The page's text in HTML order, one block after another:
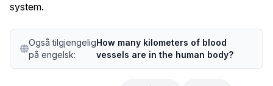
system.
Også tilgjengelig
på engelsk:
How many kilometers of blood
vessels are in the human body?